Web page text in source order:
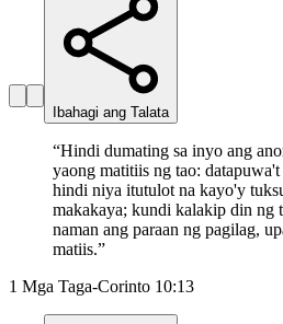
Ibahagi ang Talata
“Hindi dumating sa inyo ang
yaong matitiis ng tao:
hindi niya itutulot na kayo'y
makakaya; kundi kalakip din ng
naman ang paraan ng pagilag,
matiis.”
1 Mga Taga-Corinto 10:13